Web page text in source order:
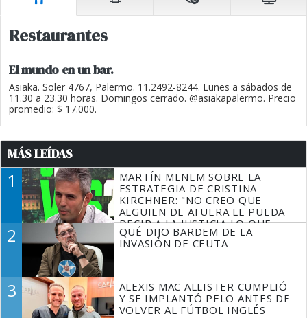
Restaurantes
El mundo en un bar.
Asiaka. Soler 4767, Palermo. 11.2492-8244. Lunes a sábados de
11.30 a 23.30 horas. Domingos cerrado. @asiakapalermo. Precio
promedio: $ 17.000.
MÁS LEÍDAS
1
MARTÍN MENEM SOBRE LA
ESTRATEGIA DE CRISTINA
KIRCHNER: "NO CREO QUE
ALGUIEN DE AFUERA LE PUEDA
DECIR A LA JUSTICIA LO QUE
TIENE QUE HACER"
2
QUÉ DIJO BARDEM DE LA
INVASIÓN DE CEUTA
3
ALEXIS MAC ALLISTER CUMPLIÓ
Y SE IMPLANTÓ PELO ANTES DE
VOLVER AL FÚTBOL INGLÉS